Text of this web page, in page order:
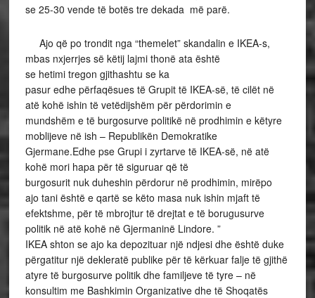
se 25-30 vende të botës tre dekada më parë.
Ajo që po trondit nga “themelet” skandalin e IKEA-s,
mbas nxjerrjes së këtij lajmi thonë ata është
se hetimi tregon gjithashtu se ka
pasur edhe përfaqësues të Grupit të IKEA-së, të cilët në
atë kohë ishin të vetëdijshëm për përdorimin e
mundshëm e të burgosurve politikë në prodhimin e këtyre
moblijeve në ish – Republikën Demokratike
Gjermane.Edhe pse Grupi i zyrtarve të IKEA-së, në atë
kohë mori hapa për të siguruar që të
burgosurit nuk duheshin përdorur në prodhimin, mirëpo
ajo tani është e qartë se këto masa nuk ishin mjaft të
efektshme, për të mbrojtur të drejtat e të borugusurve
politik në atë kohë në Gjermaninë Lindore. ”
IKEA shton se ajo ka depozituar një ndjesi dhe është duke
përgatitur një dekleratë publike për të kërkuar falje të gjithë
atyre të burgosurve politik dhe familjeve të tyre – në
konsultim me Bashkimin Organizative dhe të Shoqatës